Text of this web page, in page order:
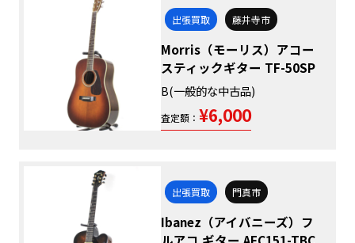
出張買取 藤井寺市
Morris（モーリス）アコー
スティックギター TF-50SP
B(一般的な中古品)
査定額： ¥6,000
出張買取 門真市
Ibanez（アイバニーズ）フ